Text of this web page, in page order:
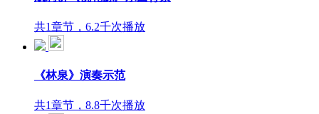
共1章节，6.2千次播放
《林泉》演奏示范
共1章节，8.8千次播放